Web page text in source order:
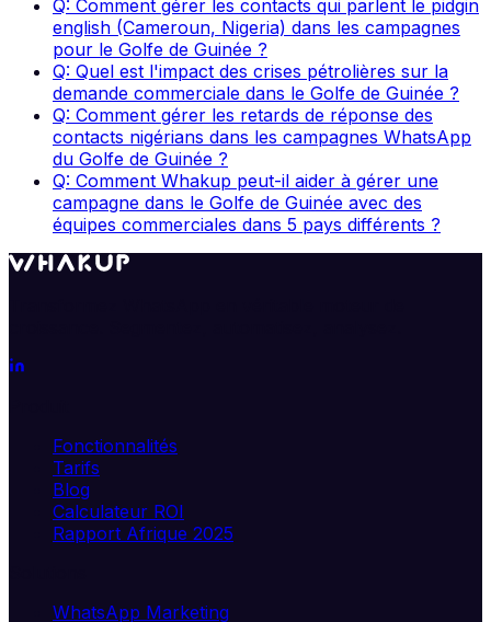
Q: Comment gérer les contacts qui parlent le pidgin
english (Cameroun, Nigeria) dans les campagnes
pour le Golfe de Guinée ?
Q: Quel est l'impact des crises pétrolières sur la
demande commerciale dans le Golfe de Guinée ?
Q: Comment gérer les retards de réponse des
contacts nigérians dans les campagnes WhatsApp
du Golfe de Guinée ?
Q: Comment Whakup peut-il aider à gérer une
campagne dans le Golfe de Guinée avec des
équipes commerciales dans 5 pays différents ?
Fonctionnalités
Tarifs
Blog
Calculateur ROI
Rapport Afrique 2025
WhatsApp Marketing